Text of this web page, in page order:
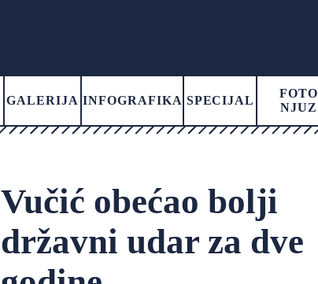
GALERIJA INFOGRAFIKA SPECIJAL
FOTO
NJUZ
Vučić obećao bolji
državni udar za dve